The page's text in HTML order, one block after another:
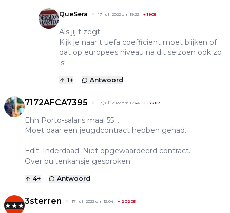
QueSera 17 juli 2022 om 19:22 +1905
Als jij t zegt.
Kijk je naar t uefa coefficient moet blijken of
dat op europees niveau na dit seizoen ook zo
is!
1+ Antwoord
7172AFCA7395 17 juli 2022 om 12:44 +13787
Ehh Porto-salaris maal 55 ...
Moet daar een jeugdcontract hebben gehad.
Edit: Inderdaad. Niet opgewaardeerd contract...
Over buitenkansje gesproken.
4+ Antwoord
3sterren 17 juli 2022 om 12:04 + 20205